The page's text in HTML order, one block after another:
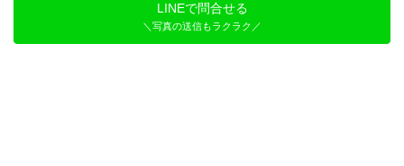
LINEで問合せる
＼写真の送信もラクラク／